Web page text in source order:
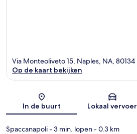
Kaart
Via Monteoliveto 15, Naples, NA, 80134
Op de kaart bekijken
In de buurt Lokaal vervoer
Spaccanapoli- 3 min. lopen- 0.3 km